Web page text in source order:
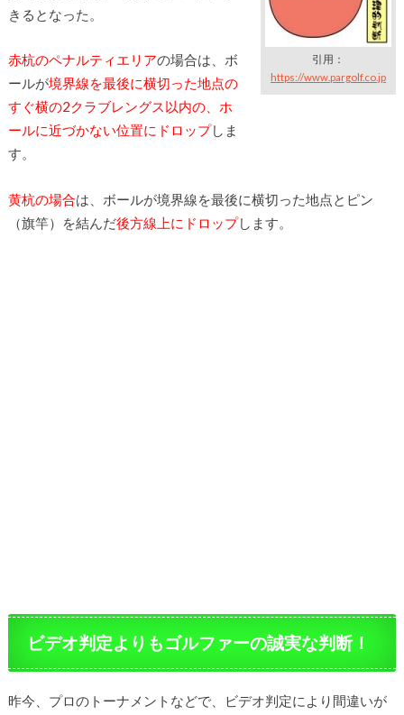
引用：
https://www.pargolf.co.jp
きるとなった。
赤杭のペナルティエリアの場合は、ボ
ールが境界線を最後に横切った地点の
すぐ横の2クラブレングス以内の、ホ
ールに近づかない位置にドロップしま
す。
黄杭の場合は、ボールが境界線を最後に横切った地点とピン
（旗竿）を結んだ後方線上にドロップします。
ビデオ判定よりもゴルファーの誠実な判断！
昨今、プロのトーナメントなどで、ビデオ判定により間違いが